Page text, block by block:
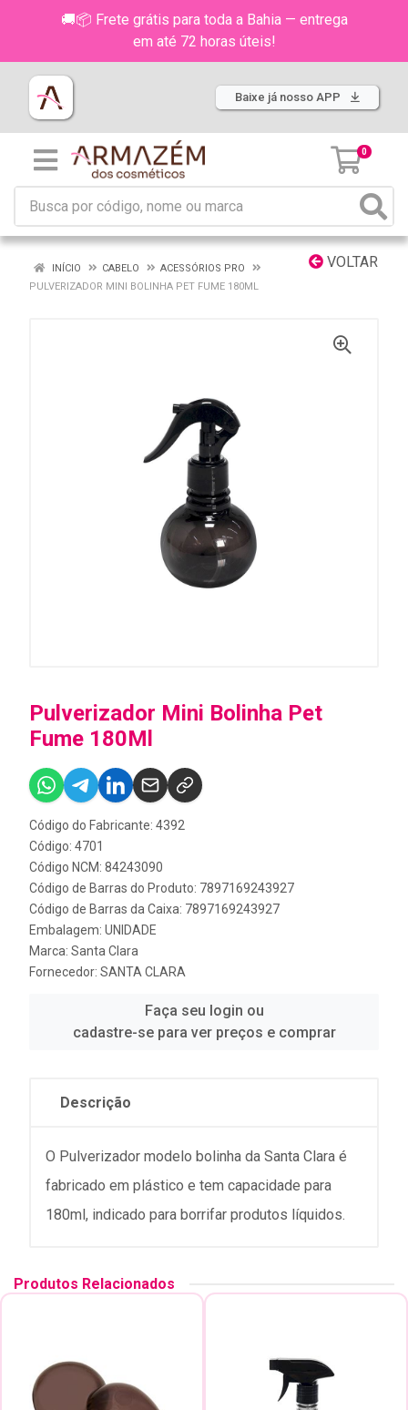
🚚📦 Frete grátis para toda a Bahia — entrega
em até 72 horas úteis!
Baixe já nosso APP
0
VOLTAR
INÍCIO CABELO
ACESSÓRIOS PRO
PULVERIZADOR MINI BOLINHA PET FUME 180ML
Pulverizador Mini Bolinha Pet
Fume 180Ml
Código do Fabricante: 4392
Código: 4701
Código NCM: 84243090
Código de Barras do Produto: 7897169243927
Código de Barras da Caixa: 7897169243927
Embalagem: UNIDADE
Marca: Santa Clara
Fornecedor: SANTA CLARA
Faça seu login ou
cadastre-se para ver preços e comprar
Descrição
O Pulverizador modelo bolinha da Santa Clara é
fabricado em plástico e tem capacidade para
180ml, indicado para borrifar produtos líquidos.
Produtos Relacionados